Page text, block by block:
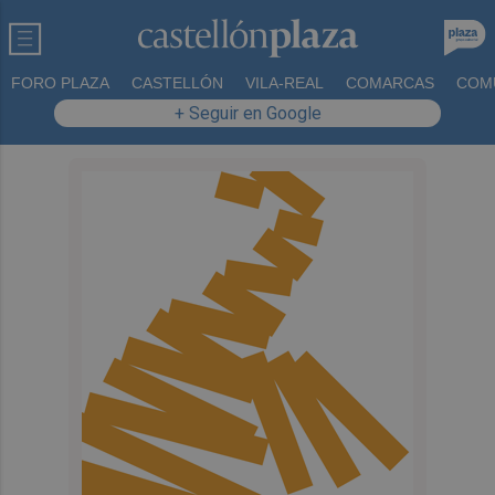
FORO PLAZA CASTELLÓN VILA-REAL COMARCAS
+ Seguir en Google